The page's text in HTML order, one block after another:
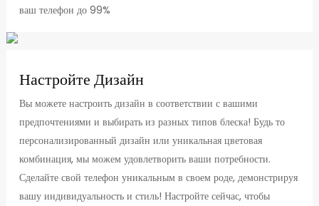
ваш телефон до 99%
Настройте Дизайн
Вы можете настроить дизайн в соответствии с вашими
предпочтениями и выбирать из разных типов блеска! Будь то
персонализированный дизайн или уникальная цветовая
комбинация, мы можем удовлетворить ваши потребности.
Сделайте свой телефон уникальным в своем роде, демонстрируя
вашу индивидуальность и стиль! Настройте сейчас, чтобы